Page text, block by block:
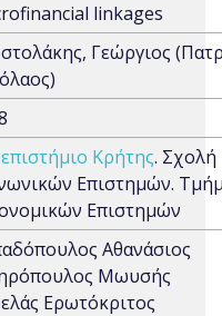
linkages
Γεώργιος
Κρήτης. Σχολή
Επιστημών.
Επιστημών
Αθανάσιος
Μωυσής
Ερωτόκριτος